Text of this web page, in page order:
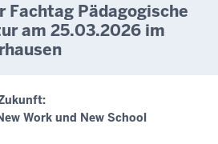
Fachtag Pädagogische
am 25.03.2026 im
Work und New School